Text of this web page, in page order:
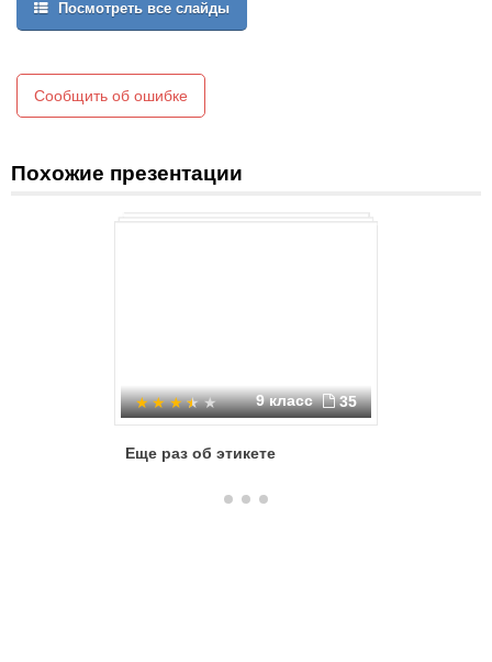
Посмотреть все слайды
Сообщить об ошибке
Похожие презентации
9 класс 35
Еще раз об этикете